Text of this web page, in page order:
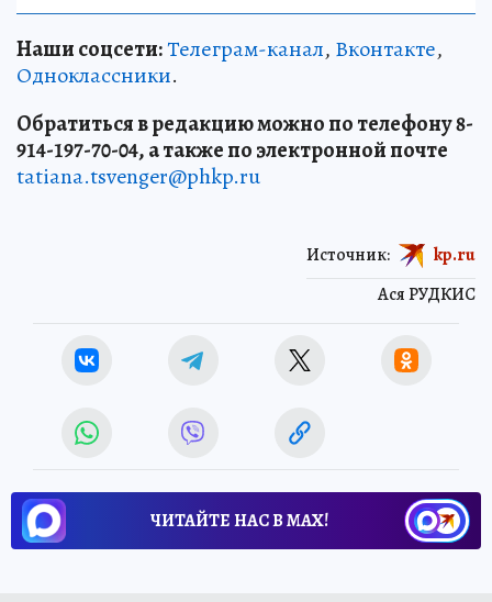
Наши соцсети:Телеграм-канал, Вконтакте,
Одноклассники.
Обратиться в редакцию можно по телефону 8-
914-197-70-04, а также по электронной почте
tatiana.tsvenger@phkp.ru
Ася РУДКИС
Источник: kp.ru
ЧИТАЙТЕ НАС В МАХ!